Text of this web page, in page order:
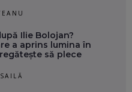
Ilie Bolojan?
a aprins lumina în
să plece